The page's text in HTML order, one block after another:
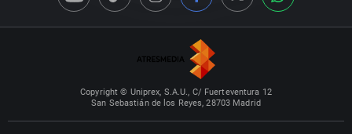
Copyright © Uniprex, S.A.U., C/ Fuerteventura 12
San Sebastián de los Reyes, 28703 Madrid